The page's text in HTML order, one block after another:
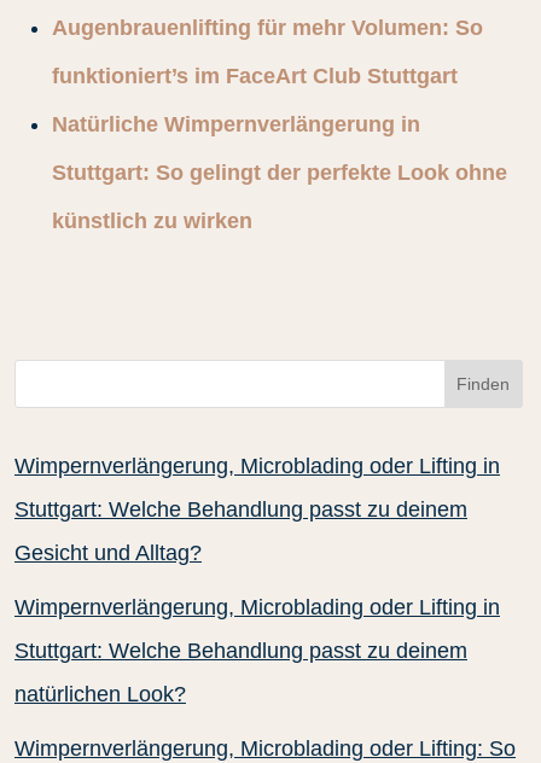
Augenbrauenlifting für mehr Volumen: So
funktioniert’s im FaceArt Club Stuttgart
Natürliche Wimpernverlängerung in
Stuttgart: So gelingt der perfekte Look ohne
künstlich zu wirken
Finden
Wimpernverlängerung, Microblading oder Lifting in
Stuttgart: Welche Behandlung passt zu deinem
Gesicht und Alltag?
Wimpernverlängerung, Microblading oder Lifting in
Stuttgart: Welche Behandlung passt zu deinem
natürlichen Look?
Wimpernverlängerung, Microblading oder Lifting: So